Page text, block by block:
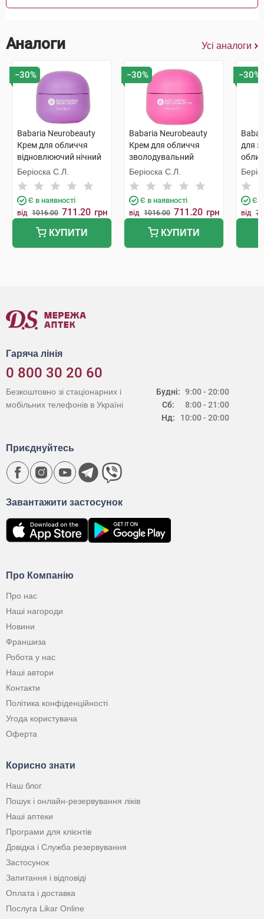
Аналоги Усі аналоги
−30%
Babaria Neurobeauty
Крем для обличчя
відновлюючий нічний
50 мл 1 банка
Беріоска С.Л.
Є в наявності
від 1016.00 711.20 грн
КУПИТИ
−30%
Babaria Neurobeauty
Крем для обличчя
зволодувальний
денний SPF20 50 мл 1
банка
Беріоска С.Л.
Є в наявності
від 1016.00 711.20 грн
КУПИТИ
−30%
для
банка
Є в
від
Гаряча лінія
0 800 30 20 60
Будні:
Сб:
Нд:
9:00 - 20:00
8:00 - 21:00
10:00 - 20:00
Безкоштовно зі стаціонарних і
мобільних телефонів в Україні
Про Компанію
Про нас
Наші нагороди
Новини
Франшиза
Робота у нас
Наші автори
Контакти
Політика конфіденційності
Угода користувача
Оферта
Корисно знати
Наш блог
Пошук і онлайн-резервування ліків
Наші аптеки
Програми для клієнтів
Довідка і Служба резервування
Застосунок
Запитання і відповіді
Оплата і доставка
Послуга Likar Online
Завантажити застосунок
Приєднуйтесь